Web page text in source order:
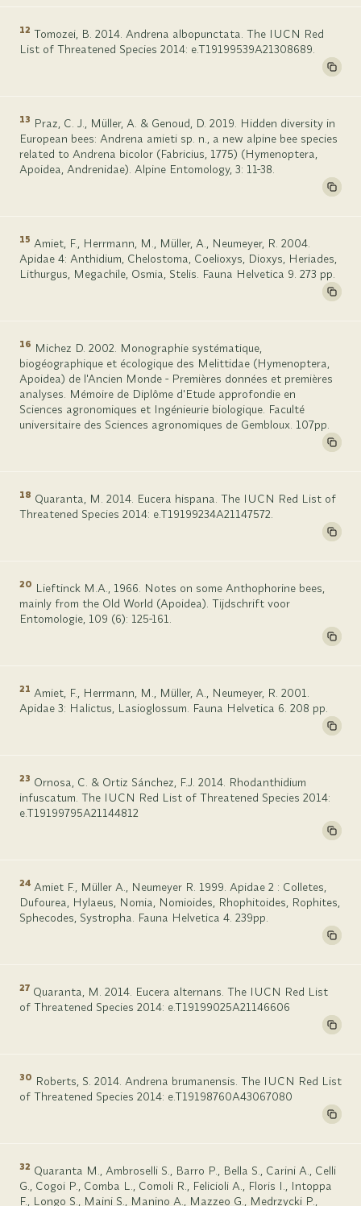
12 Tomozei, B. 2014. Andrena albopunctata. The IUCN Red
List of Threatened Species 2014: e.T19199539A21308689.
13 Praz, C. J., Müller, A. & Genoud, D. 2019. Hidden diversity in
European bees: Andrena amieti sp. n., a new alpine bee species
related to Andrena bicolor (Fabricius, 1775) (Hymenoptera,
Apoidea, Andrenidae). Alpine Entomology, 3: 11-38.
15 Amiet, F., Herrmann, M., Müller, A., Neumeyer, R. 2004.
Apidae 4: Anthidium, Chelostoma, Coelioxys, Dioxys, Heriades,
Lithurgus, Megachile, Osmia, Stelis. Fauna Helvetica 9. 273 pp.
16 Michez D. 2002. Monographie systématique,
biogéographique et écologique des Melittidae (Hymenoptera,
Apoidea) de l'Ancien Monde - Premières données et premières
analyses. Mémoire de Diplôme d'Etude approfondie en
Sciences agronomiques et Ingénieurie biologique. Faculté
universitaire des Sciences agronomiques de Gembloux. 107pp.
18 Quaranta, M. 2014. Eucera hispana. The IUCN Red List of
Threatened Species 2014: e.T19199234A21147572.
20 Lieftinck M.A., 1966. Notes on some Anthophorine bees,
mainly from the Old World (Apoidea). Tijdschrift voor
Entomologie, 109 (6): 125-161.
21 Amiet, F., Herrmann, M., Müller, A., Neumeyer, R. 2001.
Apidae 3: Halictus, Lasioglossum. Fauna Helvetica 6. 208 pp.
23 Ornosa, C. & Ortiz Sánchez, F.J. 2014. Rhodanthidium
infuscatum. The IUCN Red List of Threatened Species 2014:
e.T19199795A21144812
24 Amiet F., Müller A., Neumeyer R. 1999. Apidae 2 : Colletes,
Dufourea, Hylaeus, Nomia, Nomioides, Rhophitoides, Rophites,
Sphecodes, Systropha. Fauna Helvetica 4. 239pp.
27 Quaranta, M. 2014. Eucera alternans. The IUCN Red List
of Threatened Species 2014: e.T19199025A21146606
30 Roberts, S. 2014. Andrena brumanensis. The IUCN Red List
of Threatened Species 2014: e.T19198760A43067080
32 Quaranta M., Ambroselli S., Barro P., Bella S., Carini A., Celli
G., Cogoi P., Comba L., Comoli R., Felicioli A., Floris I., Intoppa
F., Longo S., Maini S., Manino A., Mazzeo G., Medrzycki P.,